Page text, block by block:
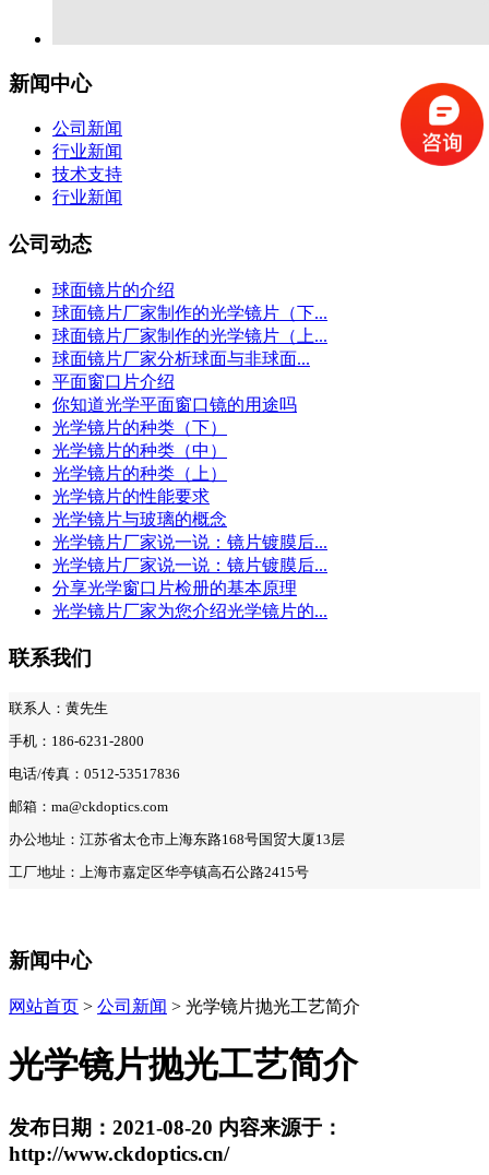
新闻中心
公司新闻
行业新闻
技术支持
行业新闻
公司动态
球面镜片的介绍
球面镜片厂家制作的光学镜片（下...
球面镜片厂家制作的光学镜片（上...
球面镜片厂家分析球面与非球面...
平面窗口片介绍
你知道光学平面窗口镜的用途吗
光学镜片的种类（下）
光学镜片的种类（中）
光学镜片的种类（上）
光学镜片的性能要求
光学镜片与玻璃的概念
光学镜片厂家说一说：镜片镀膜后...
光学镜片厂家说一说：镜片镀膜后...
分享光学窗口片检册的基本原理
光学镜片厂家为您介绍光学镜片的...
联系我们
联系人：黄先生
手机：186-6231-2800
电话/传真：0512-53517836
邮箱：ma@ckdoptics.com
办公地址：江苏省太仓市上海东路168号国贸大厦13层
工厂地址：上海市嘉定区华亭镇高石公路2415号
新闻中心
网站首页 > 公司新闻 > 光学镜片抛光工艺简介
光学镜片抛光工艺简介
发布日期：2021-08-20 内容来源于：
http://www.ckdoptics.cn/